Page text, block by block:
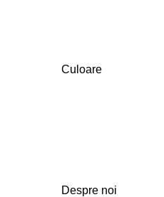
Culoare
Despre noi